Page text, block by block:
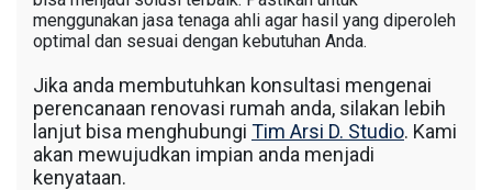
menggunakan jasa tenaga ahli agar hasil yang diperoleh
optimal dan sesuai dengan kebutuhan Anda.
Jika anda membutuhkan konsultasi mengenai
perencanaan renovasi rumah anda, silakan lebih
lanjut bisa menghubungi Tim Arsi D. Studio. Kami
akan mewujudkan impian anda menjadi
kenyataan.